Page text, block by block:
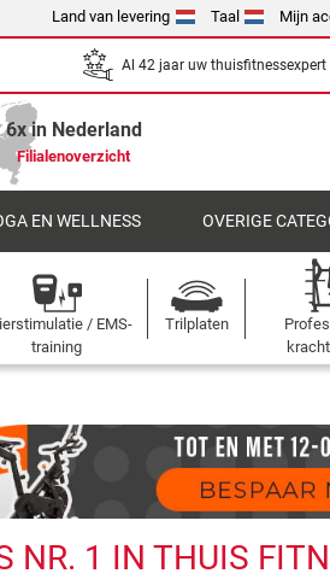
Land van levering Taal Mijn
Al 42 jaar uw thuisfitnessexpert
6x in Nederland
Filialenoverzicht
EN WELLNESS OVERIGE
/ EMS-
training
Trilplaten
NR. 1 IN THUIS